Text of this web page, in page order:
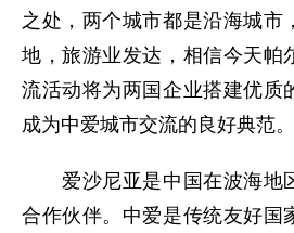
之处，两个城市都是沿海城市
地，旅游业发达，相信今天帕
流活动将为两国企业搭建优质
成为中爱城市交流的良好典范。
爱沙尼亚是中国在波海地
合作伙伴。中爱是传统友好国